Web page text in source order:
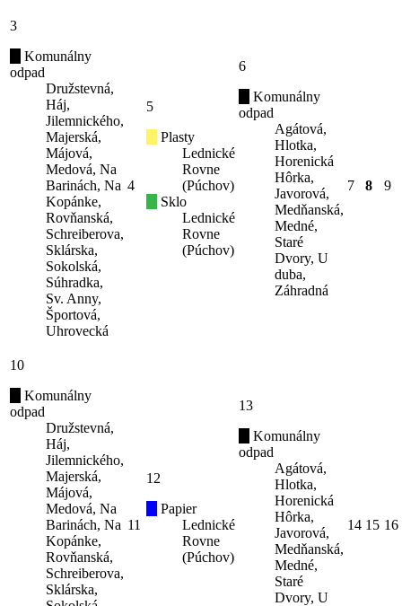
3
Komunálny
odpad
Družstevná,
Háj,
Jilemnického,
Majerská,
Májová,
Medová, Na
Barinách, Na
Kopánke,
Rovňanská,
Schreiberova,
Sklárska,
Sokolská,
Súhradka,
Sv. Anny,
Športová,
Uhrovecká
4
5
Plasty
Lednické
Rovne
(Púchov)
Sklo
Lednické
Rovne
(Púchov)
6
Komunálny
odpad
Agátová,
Hlotka,
Horenická
Hôrka,
Javorová,
Medňanská,
Medné,
Staré
Dvory, U
duba,
Záhradná
7 8 9
10
Komunálny
odpad
Družstevná,
Háj,
Jilemnického,
Majerská,
Májová,
Medová, Na
Barinách, Na
Kopánke,
Rovňanská,
Schreiberova,
Sklárska,
11
12
Papier
Lednické
Rovne
(Púchov)
13
Komunálny
odpad
Agátová,
Hlotka,
Horenická
Hôrka,
Javorová,
Medňanská,
Medné,
Staré
Dvory, U
14 15 16